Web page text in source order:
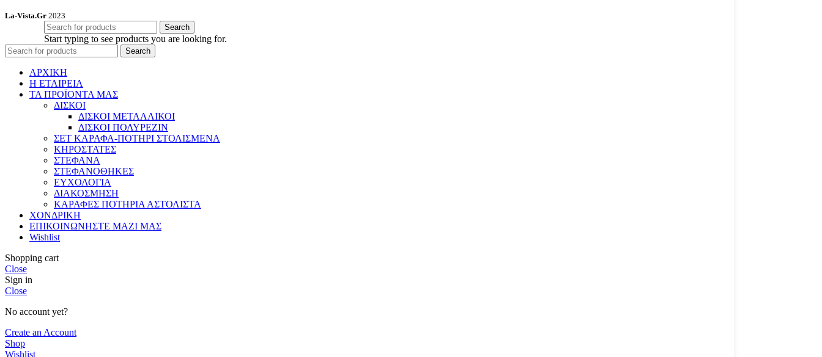
La-Vista.Gr 2023
Search
Start typing to see products you are looking for.
Search
ΑΡΧΙΚΗ
Η ΕΤΑΙΡΕΙΑ
ΤΑ ΠΡΟΪΟΝΤΑ ΜΑΣ
ΔΙΣΚΟΙ
ΔΙΣΚΟΙ ΜΕΤΑΛΛΙΚΟΙ
ΔΙΣΚΟΙ ΠΟΛΥΡΕΖΙΝ
ΣΕΤ ΚΑΡΑΦΑ-ΠΟΤΗΡΙ ΣΤΟΛΙΣΜΕΝΑ
ΚΗΡΟΣΤΑΤΕΣ
ΣΤΕΦΑΝΑ
ΣΤΕΦΑΝΟΘΗΚΕΣ
ΕΥΧΟΛΟΓΙΑ
ΔΙΑΚΟΣΜΗΣΗ
ΚΑΡΑΦΕΣ ΠΟΤΗΡΙΑ ΑΣΤΟΛΙΣΤΑ
ΧΟΝΔΡΙΚΗ
ΕΠΙΚΟΙΝΩΝΗΣΤΕ ΜΑΖΙ ΜΑΣ
Wishlist
Shopping cart
Close
Sign in
Close
No account yet?
Create an Account
Shop
Wishlist